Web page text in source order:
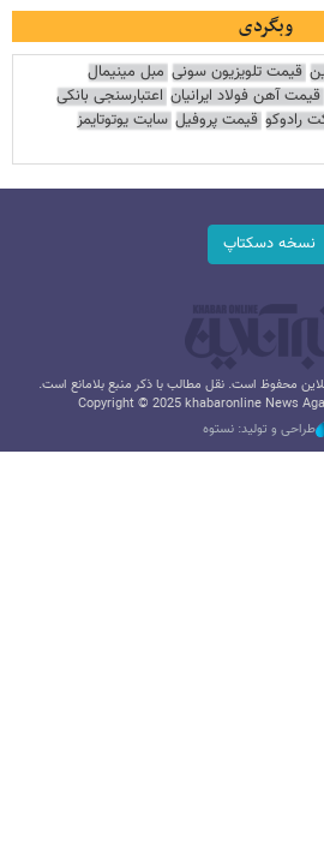
وبگردی
قیمت تلویزیون سونی مبل مینیمال
قیمت آهن فولاد ایرانیان اعتبارسنجی بانکی
رادوکو قیمت پروفیل سایت یوتوتایمز
نسخه دسکتاپ
محفوظ است. نقل مطالب با ذکر منبع بلامانع است.
Copyright © 2025 khabaronline News
طراحی و تولید: نستوه